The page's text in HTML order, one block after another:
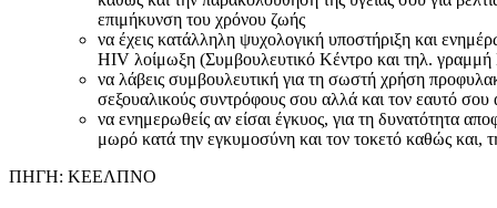
επιμήκυνση του χρόνου ζωής
να έχεις κατάλληλη ψυχολογική υποστήριξη και
HIV λοίμωξη (Συμβουλευτικό Κέντρο και τηλ.
να λάβεις συμβουλευτική για τη σωστή χρήση
σεξουαλικούς συντρόφους σου αλλά και τον εαυτό
να ενημερωθείς αν είσαι έγκυος, για τη δυνατότητα
μωρό κατά την εγκυμοσύνη και τον τοκετό καθώς και,
ΠΗΓΗ: ΚΕΕΛΠΝΟ